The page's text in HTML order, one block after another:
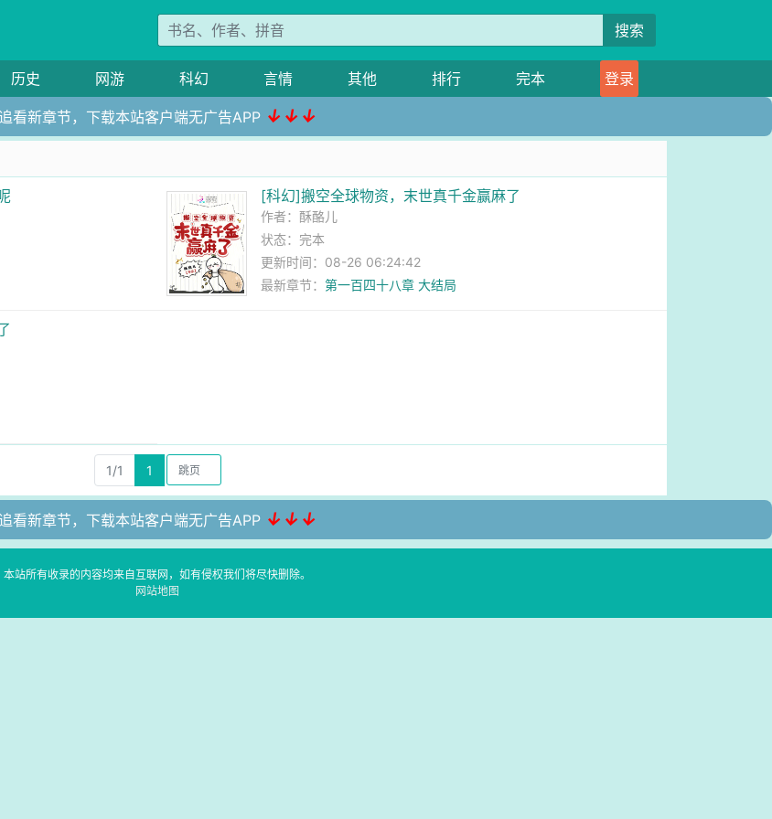
搜索
历史 网游 科幻 言情 其他 排行 完本 登录
看新章节，下载本站客户端无广告APP ↓↓↓
[科幻]搬空全球物资，末世真千金赢麻了
作者： 酥酪儿
状态：完本
更新时间：08-26 06:24:42
最新章节： 第一百四十八章 大结局
1/1 1
看新章节，下载本站客户端无广告APP ↓↓↓
本站所有收录的内容均来自互联网，如有侵权我们将尽快删除。
网站地图